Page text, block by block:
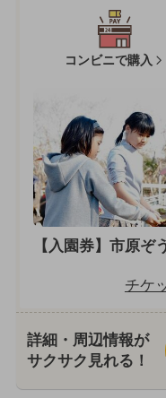
コンビニで購入
【入園券】市原ぞ
チケ
詳細・周辺情報が
サクサク見れる！